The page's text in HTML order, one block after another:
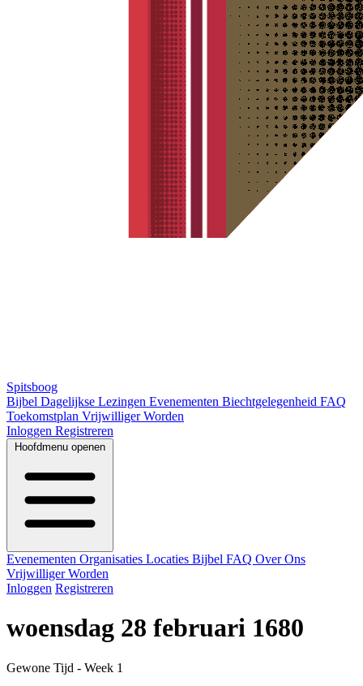
Spitsboog
Bijbel Dagelijkse Lezingen Evenementen Biechtgelegenheid FAQ
Toekomstplan Vrijwilliger Worden
Inloggen Registreren
Hoofdmenu openen
Evenementen Organisaties Locaties Bijbel FAQ Over Ons
Vrijwilliger Worden
Inloggen Registreren
woensdag 28 februari 1680
Gewone Tijd - Week 1